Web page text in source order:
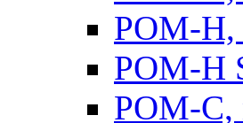
POM-H,
POM-H
POM-C,